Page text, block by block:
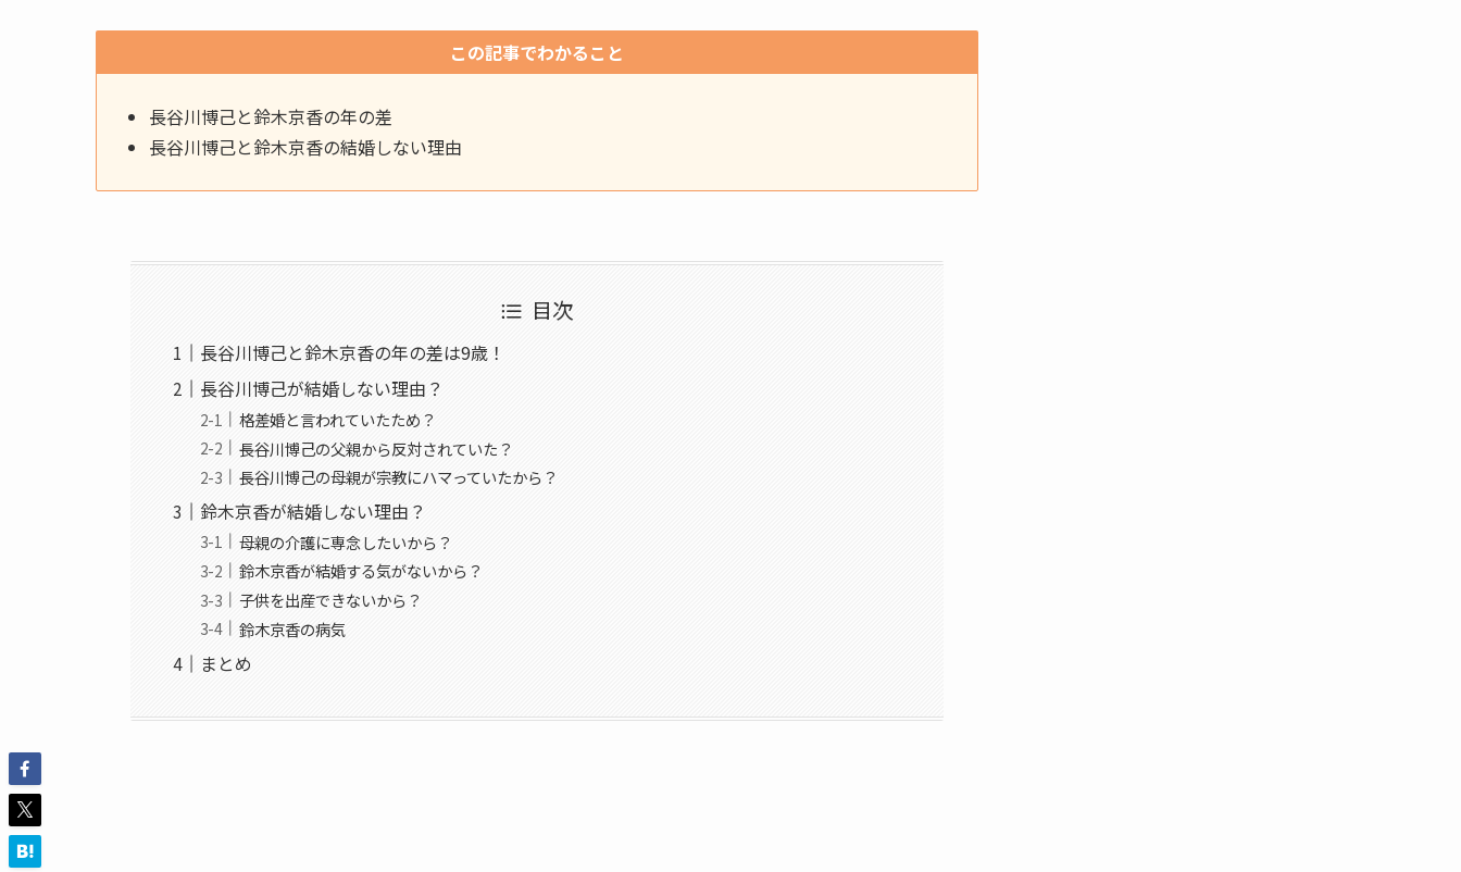
この記事でわかること
長谷川博己と鈴木京香の年の差
長谷川博己と鈴木京香の結婚しない理由
目次
長谷川博己と鈴木京香の年の差は9歳！
長谷川博己が結婚しない理由？
格差婚と言われていたため？
長谷川博己の父親から反対されていた？
長谷川博己の母親が宗教にハマっていたから？
鈴木京香が結婚しない理由？
母親の介護に専念したいから？
鈴木京香が結婚する気がないから？
子供を出産できないから？
鈴木京香の病気
まとめ